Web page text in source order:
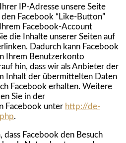
IP-Adresse unsere Seite
Facebook “Like-Button”
Facebook-Account
die Inhalte unserer Seiten auf
Dadurch kann Facebook
Ihrem Benutzerkonto
hin, dass wir als Anbieter der
Inhalt der übermittelten Daten
Facebook erhalten. Weitere
Sie in der
Facebook unter http://de-
.
dass Facebook den Besuch